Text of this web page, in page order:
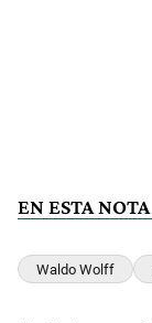
EN ESTA NOTA
Waldo Wolff